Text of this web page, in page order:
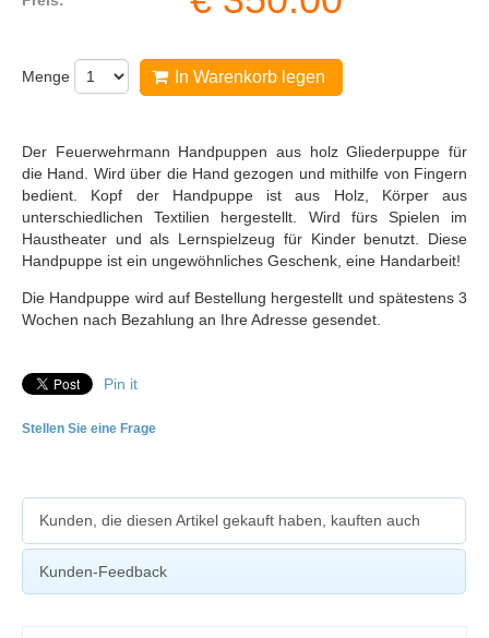
Menge In Warenkorb legen
Der Feuerwehrmann Handpuppen aus holz Gliederpuppe für
die Hand. Wird über die Hand gezogen und mithilfe von Fingern
bedient. Kopf der Handpuppe ist aus Holz, Körper aus
unterschiedlichen Textilien hergestellt. Wird fürs Spielen im
Haustheater und als Lernspielzeug für Kinder benutzt. Diese
Handpuppe ist ein ungewöhnliches Geschenk, eine Handarbeit!
Die Handpuppe wird auf Bestellung hergestellt und spätestens 3
Wochen nach Bezahlung an Ihre Adresse gesendet.
Pin it
Stellen Sie eine Frage
Kunden, die diesen Artikel gekauft haben, kauften auch
Kunden-Feedback